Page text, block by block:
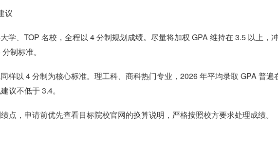
议
学、TOP 名校，全程以 4 分制规划成绩。尽量将加权 GPA 维持在 3.5 以上，
制标准。
样以 4 分制为核心标准。理工科、商科热门专业，2026 年平均录取 GPA 普遍
议不低于 3.4。
点，申请前优先查看目标院校官网的换算说明，严格按照校方要求处理成绩。